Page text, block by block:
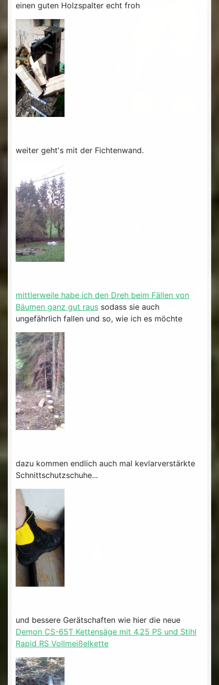
einen guten Holzspalter echt froh
weiter geht's mit der Fichtenwand.
mittlerweile habe ich den Dreh beim Fällen von
Bäumen ganz gut raus sodass sie auch
ungefährlich fallen und so, wie ich es möchte
dazu kommen endlich auch mal kevlarverstärkte
Schnittschutzschuhe...
und bessere Gerätschaften wie hier die neue
Demon CS-65T Kettensäge mit 4,25 PS und Stihl
Rapid RS Vollmeißelkette